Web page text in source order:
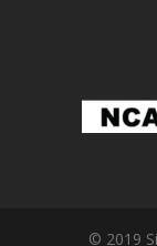
© 2019